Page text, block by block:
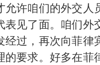
允许咱们的外交人
表见了面。咱们外
经过，再次向菲律
的要求。好多在菲